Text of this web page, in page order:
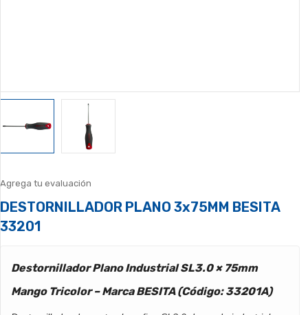
Agrega tu evaluación
DESTORNILLADOR PLANO 3x75MM BESITA
33201
Destornillador Plano Industrial SL3.0 × 75mm
Mango Tricolor – Marca BESITA (Código: 33201A)